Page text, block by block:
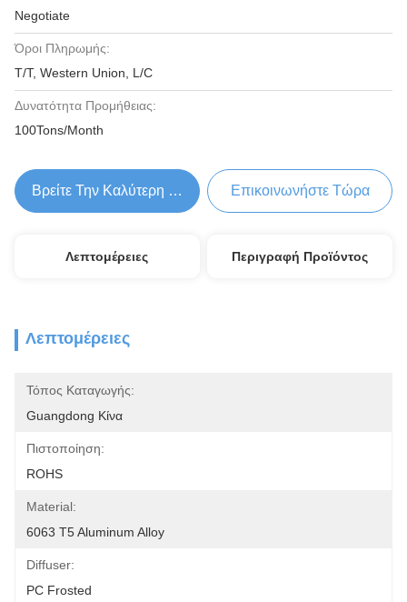
Negotiate
Όροι Πληρωμής:
T/T, Western Union, L/C
Δυνατότητα Προμήθειας:
100Tons/Month
Βρείτε Την Καλύτερη Τιμή Επικοινωνήστε Τώρα
Λεπτομέρειες Περιγραφή Προϊόντος
Λεπτομέρειες
Τόπος Καταγωγής:
Guangdong Κίνα
Πιστοποίηση:
ROHS
Material:
6063 T5 Aluminum Alloy
Diffuser:
PC Frosted